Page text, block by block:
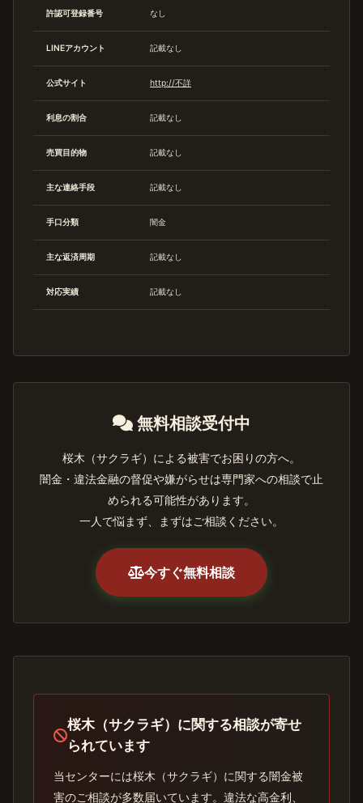
許認可登録番号 なし
LINEアカウント 記載なし
公式サイト http://不詳
利息の割合 記載なし
売買目的物 記載なし
主な連絡手段 記載なし
手口分類 闇金
主な返済周期 記載なし
対応実績 記載なし
無料相談受付中
桜木（サクラギ）による被害でお困りの方へ。
闇金・違法金融の督促や嫌がらせは専門家への相談で止
められる可能性があります。
一人で悩まず、まずはご相談ください。
今すぐ無料相談
桜木（サクラギ）に関する相談が寄せ
られています
当センターには桜木（サクラギ）に関する闇金被
害のご相談が多数届いています。違法な高金利、